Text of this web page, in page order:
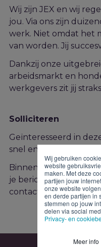
Wij gebruiken
website
maken. Met deze
partijen jouw
onze website
en derde partijen in
stemmen op jouw
delen via social
Privacy- en
Meer info
Wij zijn JEX en wij
jou. Via ons zijn
werk. Niet omdat het
van worden. Jij
Dankzij onze
arbeidsmarkt en
werkgevers zit jij
Solliciteren
Geïnteresseerd in
snel en gemakkelijk
Binnen twee
je bericht van ons.
contact op met de